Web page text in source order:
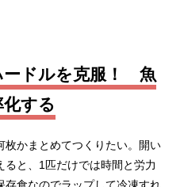
ードルを克服！ 魚
する
かまとめてつくりたい。開い
と、1匹だけでは時間と労力